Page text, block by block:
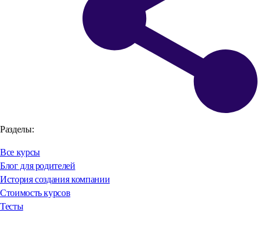
Разделы:
Все курсы
Блог для родителей
История создания компании
Стоимость курсов
Тесты